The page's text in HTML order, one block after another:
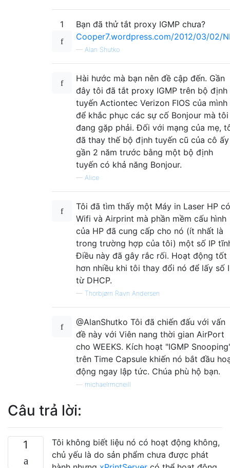
1
Bạn đã thử tắt proxy IGMP chưa?
Cooper7.wordpress.com/2012/03/02/
— Alan Shutko
Hài hước mà bạn nên đề cập đến. Gần
đây tôi đã tắt proxy IGMP trên bộ định
tuyến Actiontec Verizon FIOS của mình
để khắc phục các sự cố Bonjour mà tôi
đang gặp phải. Đối với mạng của mẹ,
đã thay thế bộ định tuyến cũ của cô ấy
gần 2 năm trước bằng một bộ định
tuyến có khả năng Bonjour.
— Alice
Tôi đã tìm thấy một Máy in Laser HP có
Wifi và Airprint mà phần mềm cấu hình
của HP đã cung cấp cho nó (ít nhất là
trong trường hợp của tôi) một số IP
Điều này đã gây rắc rối. Hoạt động tốt
hơn nhiều khi tôi thay đổi nó để lấy số
từ DHCP.
— Thorbjørn Ravn Andersen
@AlanShutko Tôi đã chiến đấu với vấn
đề này với Viên nang thời gian AirPort
cho WEEKS. Kích hoạt "IGMP
trên Time Capsule khiến nó bắt đầu
động ngay lập tức. Chúa phù hộ bạn.
michaelrmcneill
Câu trả lời:
1
Tôi không biết liệu nó có hoạt động không,
chủ yếu là do sản phẩm chưa được phát